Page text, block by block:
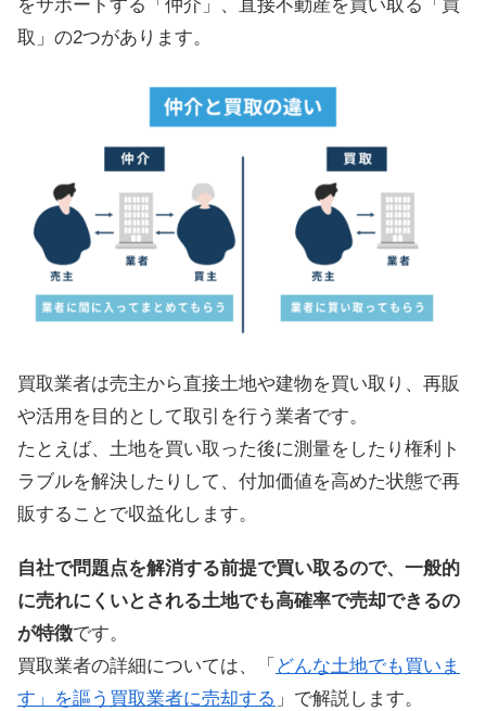
をサポートする「仲介」、直接不動産を買い取る「買
取」の2つがあります。
買取業者は売主から直接土地や建物を買い取り、再販
や活用を目的として取引を行う業者です。
たとえば、土地を買い取った後に測量をしたり権利ト
ラブルを解決したりして、付加価値を高めた状態で再
販することで収益化します。
自社で問題点を解消する前提で買い取るので、一般的
に売れにくいとされる土地でも高確率で売却できるの
が特徴です。
買取業者の詳細については、「 どんな土地でも買いま
す」を謳う買取業者に売却する 」で解説します。